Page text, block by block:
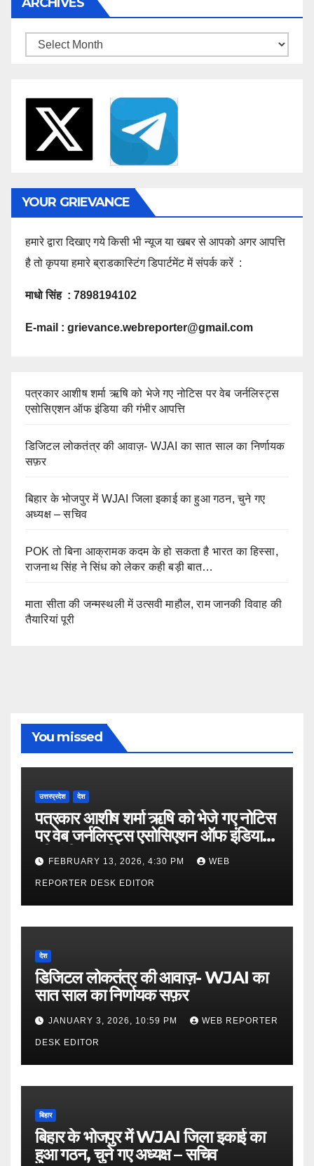
ARCHIVES
Archives
YOUR GRIEVANCE
हमारे द्वारा दिखाए गये किसी भी न्यूज या खबर से आपको अगर आपत्ति
है तो कृपया हमारे ब्राडकास्टिंग डिपार्टमेंट में संपर्क करें :
माधो सिंह : 7898194102
E-mail : grievance.webreporter@gmail.com
पत्रकार आशीष शर्मा ऋषि को भेजे गए नोटिस पर वेब जर्नलिस्ट्स
एसोसिएशन ऑफ इंडिया की गंभीर आपत्ति
डिजिटल लोकतंत्र की आवाज़- WJAI का सात साल का निर्णायक
सफ़र
बिहार के भोजपुर में WJAI जिला इकाई का हुआ गठन, चुने गए
अध्यक्ष – सचिव
POK तो बिना आक्रामक कदम के हो सकता है भारत का हिस्सा,
राजनाथ सिंह ने सिंध को लेकर कही बड़ी बात…
माता सीता की जन्मस्थली में उत्सवी माहौल, राम जानकी विवाह की
तैयारियां पूरी
You missed
उत्तरप्रदेश देश
पत्रकार आशीष शर्मा ऋषि को भेजे गए नोटिस
पर वेब जर्नलिस्ट्स एसोसिएशन ऑफ इंडिया
की गंभीर आपत्ति
FEBRUARY 13, 2026, 4:30 PM WEB
REPORTER DESK EDITOR
देश
डिजिटल लोकतंत्र की आवाज़- WJAI का
सात साल का निर्णायक सफ़र
JANUARY 3, 2026, 10:59 PM WEB REPORTER
DESK EDITOR
बिहार
बिहार के भोजपुर में WJAI जिला इकाई का
हुआ गठन, चुने गए अध्यक्ष – सचिव